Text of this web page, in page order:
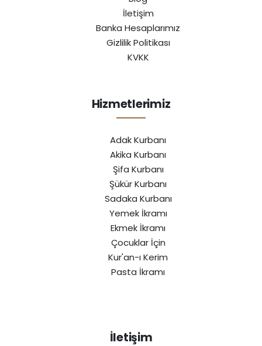
İletişim
Banka Hesaplarımız
Gizlilik Politikası
KVKK
Hizmetlerimiz
Adak Kurbanı
Akika Kurbanı
Şifa Kurbanı
Şükür Kurbanı
Sadaka Kurbanı
Yemek İkramı
Ekmek İkramı
Çocuklar İçin
Kur'an-ı Kerim
Pasta İkramı
İletişim